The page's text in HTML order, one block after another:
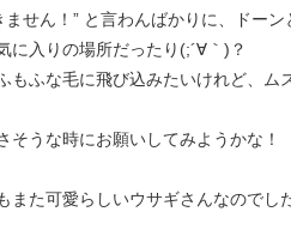
ません！” と言わんばかりに、ドーン
に入りの場所だったり(;´∀｀)？
もふな毛に飛び込みたいけれど、
そうな時にお願いしてみようかな！
また可愛らしいウサギさんなのでした